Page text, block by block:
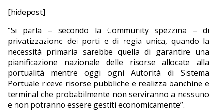
[hidepost]
“Si parla – secondo la Community spezzina – di
privatizzazione dei porti e di regia unica, quando la
necessità primaria sarebbe quella di garantire una
pianificazione nazionale delle risorse allocate alla
portualità mentre oggi ogni Autorità di Sistema
Portuale riceve risorse pubbliche e realizza banchine e
terminal che probabilmente non serviranno a nessuno
e non potranno essere gestiti economicamente”.